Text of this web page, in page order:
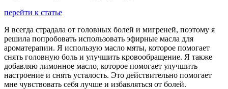
перейти к статье
Я всегда страдала от головных болей и мигреней, поэтому я
решила попробовать использовать эфирные масла для
ароматерапии. Я использую масло мяты, которое помогает
снять головную боль и улучшить кровообращение. Я также
добавляю лимонное масло, которое помогает улучшить
настроение и снять усталость. Это действительно помогает
мне чувствовать себя лучше и избавляться от болей.